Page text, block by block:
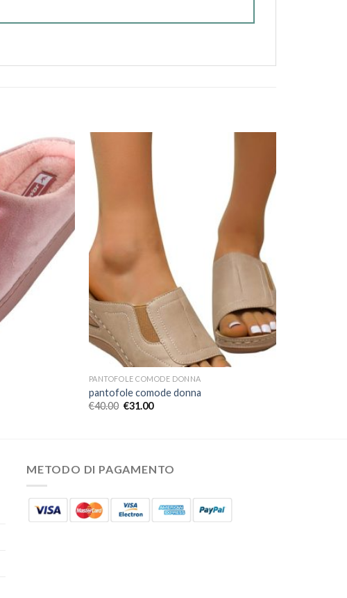
PANTOFOLE COMODE DONNA
pantofole comode donna
€40.00 €31.00
METODO DI PAGAMENTO